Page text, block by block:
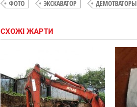
ФОТО ЭКСКАВАТОР ДЕМОТВАТОРЫ
СХОЖІ ЖАРТИ